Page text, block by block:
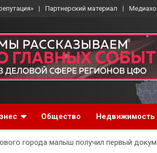
Партнерский материал
Общество Недвижимость
города малыш получил первый